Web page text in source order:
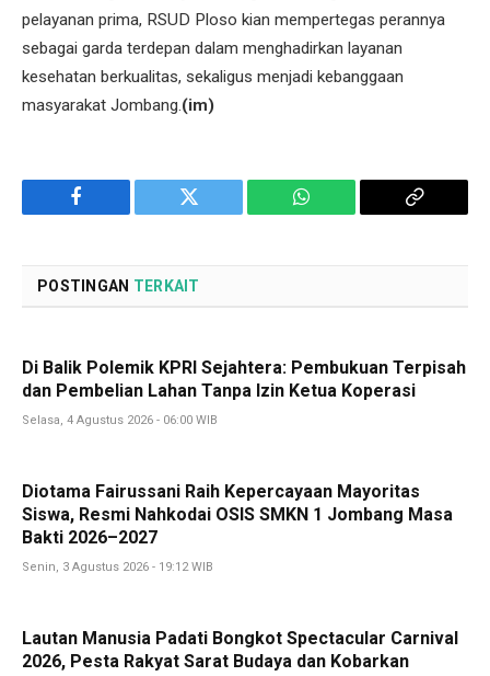
pelayanan prima, RSUD Ploso kian mempertegas perannya
sebagai garda terdepan dalam menghadirkan layanan
kesehatan berkualitas, sekaligus menjadi kebanggaan
masyarakat Jombang.(im)
Facebook Twitter WhatsApp
Copy
POSTINGAN TERKAIT
Di Balik Polemik KPRI Sejahtera: Pembukuan Terpisah
dan Pembelian Lahan Tanpa Izin Ketua Koperasi
Selasa, 4 Agustus 2026 - 06:00 WIB
Diotama Fairussani Raih Kepercayaan Mayoritas
Siswa, Resmi Nahkodai OSIS SMKN 1 Jombang Masa
Bakti 2026–2027
Senin, 3 Agustus 2026 - 19:12 WIB
Lautan Manusia Padati Bongkot Spectacular Carnival
2026, Pesta Rakyat Sarat Budaya dan Kobarkan